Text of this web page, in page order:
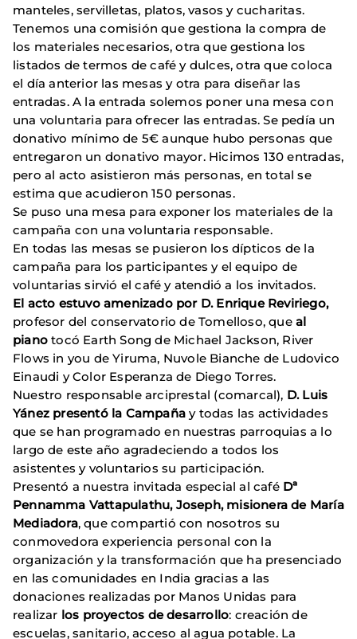
manteles, servilletas, platos, vasos y cucharitas.
Tenemos una comisión que gestiona la compra de
los materiales necesarios, otra que gestiona los
listados de termos de café y dulces, otra que coloca
el día anterior las mesas y otra para diseñar las
entradas. A la entrada solemos poner una mesa con
una voluntaria para ofrecer las entradas. Se pedía un
donativo mínimo de 5€ aunque hubo personas que
entregaron un donativo mayor. Hicimos 130 entradas,
pero al acto asistieron más personas, en total se
estima que acudieron 150 personas.
Se puso una mesa para exponer los materiales de la
campaña con una voluntaria responsable.
En todas las mesas se pusieron los dípticos de la
campaña para los participantes y el equipo de
voluntarias sirvió el café y atendió a los invitados.
El acto estuvo amenizado por D. Enrique Reviriego,
profesor del conservatorio de Tomelloso, queal
piano tocó Earth Song de Michael Jackson, River
Flows in you de Yiruma, Nuvole Bianche de Ludovico
Einaudi y Color Esperanza de Diego Torres.
Nuestro responsable arciprestal (comarcal), D. Luis
Yánez presentó la Campaña y todas las actividades
que se han programado en nuestras parroquias a lo
largo de este año agradeciendo a todos los
asistentes y voluntarios su participación.
Presentó a nuestra invitada especial al café Dª
Pennamma Vattapulathu, Joseph, misionera de María
Mediadora, que compartió con nosotros su
conmovedora experiencia personal con la
organización y la transformación que ha presenciado
en las comunidades en India gracias a las
donaciones realizadas por Manos Unidas para
realizar los proyectos de desarrollo: creación de
escuelas, sanitario, acceso al agua potable. La